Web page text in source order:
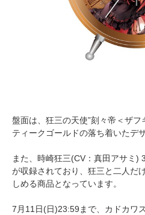
盤面は、狂三の天使”刻々帝＜ザ
ティークゴールドの落ち着いたデ
また、時崎狂三(CV：真田アサミ)
が収録されており、狂三と二人だ
しめる商品となっています。
7月11日(日)23:59まで、カドカワ